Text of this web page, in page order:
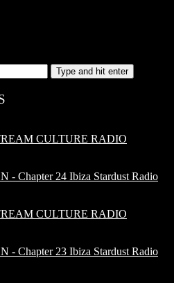
Type and hit enter
CULTURE RADIO
- Chapter 24 Ibiza Stardust Radio
CULTURE RADIO
- Chapter 23 Ibiza Stardust Radio